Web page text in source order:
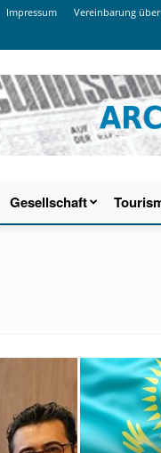
Impressum Vereinbarung
Gesellschaft